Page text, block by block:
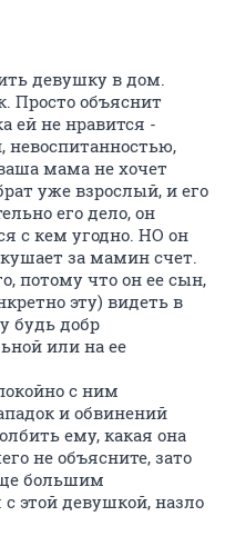
девушку в дом.
Просто объяснит
ей не нравится -
мама не хочет
уже взрослый, и его
его дело, он
с кем угодно. НО он
за мамин счет.
потому что он ее сын,
эту) видеть в
будь добр
или на ее
с ним
и обвинений
ему, какая она
не объясните, зато
большим
этой девушкой, назло